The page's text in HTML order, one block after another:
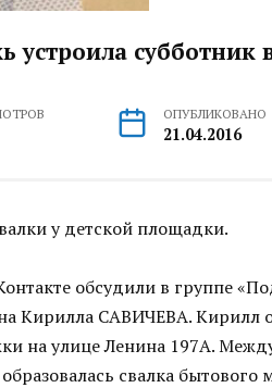
субботник
ОПУБЛИКОВАНО
21.04.2016
у детской площадки.
обсудили в группе
Кирилла САВИЧЕВА. Кирилл
на улице Ленина 197А.
свалка бытового